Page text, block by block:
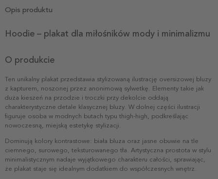
Opis produktu
Hoodie – plakat dla miłośników mody i minimalizmu
O produkcie
Ten unikalny plakat przedstawia stylizowaną ilustrację oversizowej bluzy
z kapturem, noszonej przez anonimową sylwetkę. Elementy takie jak
duża kieszeń na przodzie i troczki przy dekolcie oddają
charakterystyczne detale klasycznej bluzy. W dolnej części ilustracji
figuruje osoba w modnych butach typu thigh-high, podkreślając
nowoczesną, miejską estetykę stylizacji.
Dominują kolory kontrastowe: biała bluza oraz jasne obuwie na tle
ciemnego, surowego, teksturowanego tła. Artystyczna prostota w stylu
minimalistycznym nadaje wyjątkowego charakteru całości, sprawiając,
że plakat staje się idealnym dodatkiem do współczesnych wnętrz.